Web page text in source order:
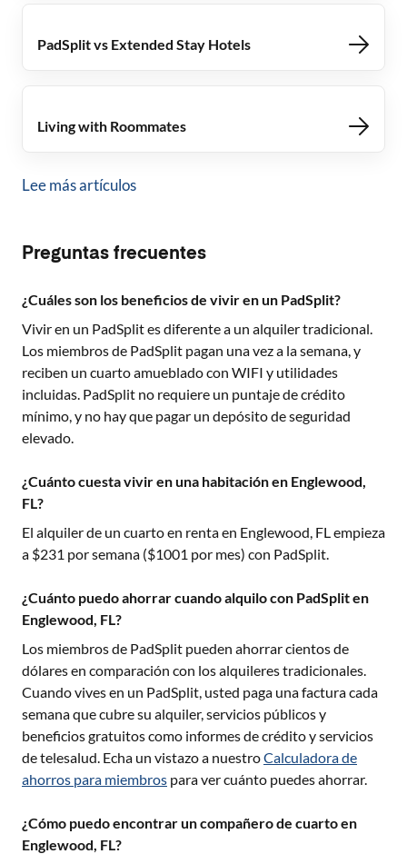
PadSplit vs Extended Stay Hotels
Living with Roommates
Lee más artículos
Preguntas frecuentes
¿Cuáles son los beneficios de vivir en un PadSplit?
Vivir en un PadSplit es diferente a un alquiler tradicional.
Los miembros de PadSplit pagan una vez a la semana, y
reciben un cuarto amueblado con WIFI y utilidades
incluidas. PadSplit no requiere un puntaje de crédito
mínimo, y no hay que pagar un depósito de seguridad
elevado.
¿Cuánto cuesta vivir en una habitación en Englewood,
FL?
El alquiler de un cuarto en renta en Englewood, FLempieza
a $231 por semana ($1001 por mes) con PadSplit.
¿Cuánto puedo ahorrar cuando alquilo con PadSplit en
Englewood, FL?
Los miembros de PadSplit pueden ahorrar cientos de
dólares en comparación con los alquileres tradicionales.
Cuando vives en un PadSplit, usted paga una factura cada
semana que cubre su alquiler, servicios públicos y
beneficios gratuitos como informes de crédito y servicios
de telesalud. Echa un vistazo a nuestroCalculadora de
ahorros para miembros para ver cuánto puedes ahorrar.
¿Cómo puedo encontrar un compañero de cuarto en
Englewood, FL?